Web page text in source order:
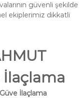
güvenli şekilde
ekiplerimiz dikkatli
İlaçlama
İlaçlama